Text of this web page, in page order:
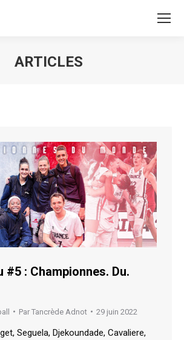
ARTICLES
#5 : Championnes. Du.
Par Tancrède Adnot 29 juin 2022
Seguela, Djekoundade, Cavaliere,